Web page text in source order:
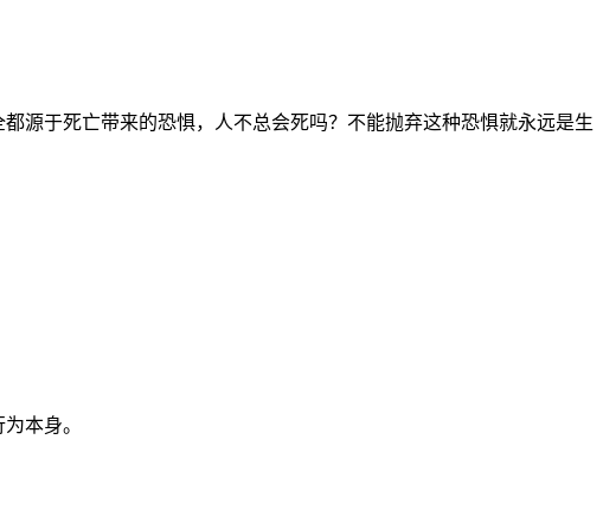
源于死亡带来的恐惧，人不总会死吗？不能抛弃这种恐惧就永远是生
本身。